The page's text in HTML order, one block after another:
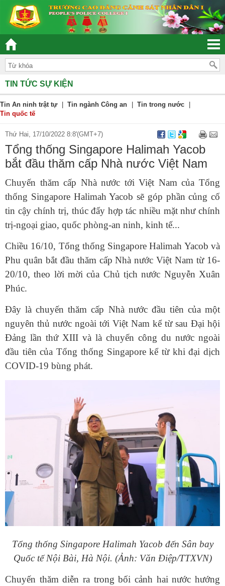
“ĐOÀN KẾT – DÂN CHỦ - KỶ CƯƠNG – TRÁCH
TIN TỨC SỰ KIỆN
Tin An ninh trật tự Tin ngành Công an Tin trong nước
Tin quốc tế
Thứ Hai, 17/10/2022 8:8'(GMT+7)
Tổng thống Singapore Halimah Yacob
bắt đầu thăm cấp Nhà nước Việt Nam
Chuyến thăm cấp Nhà nước tới Việt Nam của Tổng
thống Singapore Halimah Yacob sẽ góp phần củng cố
tin cậy chính trị, thúc đẩy hợp tác nhiều mặt như chính
trị-ngoại giao, quốc phòng-an ninh, kinh tế...
Chiều 16/10, Tổng thống Singapore Halimah Yacob và
Phu quân bắt đầu thăm cấp Nhà nước Việt Nam từ 16-
20/10, theo lời mời của Chủ tịch nước Nguyễn Xuân
Phúc.
Đây là chuyến thăm cấp Nhà nước đầu tiên của một
nguyên thủ nước ngoài tới Việt Nam kể từ sau Đại hội
Đảng lần thứ XIII và là chuyến công du nước ngoài
đầu tiên của Tổng thống Singapore kể từ khi đại dịch
COVID-19 bùng phát.
Tổng thống Singapore Halimah Yacob đến Sân bay
Quốc tế Nội Bài, Hà Nội. (Ảnh: Văn Điệp/TTXVN)
Chuyến thăm diễn ra trong bối cảnh hai nước hướng